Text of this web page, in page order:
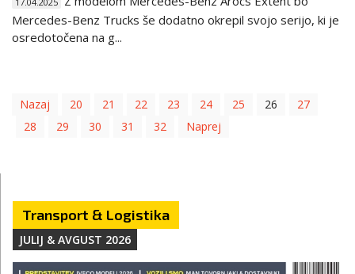
Mercedes-Benz Trucks še dodatno okrepil svojo serijo, ki je
osredotočena na g...
Nazaj 20 21 22 23 24 25 26
27
28
29 30 31 32 Naprej
Transport & Logistika
JULIJ & AVGUST 2026